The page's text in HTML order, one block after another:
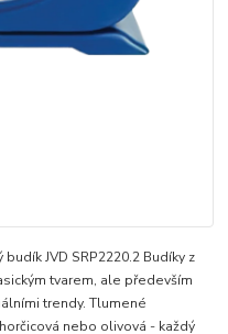
JVD SRP2220.2 Budíky z
tvarem, ale především
trendy. Tlumené
nebo olivová - každý